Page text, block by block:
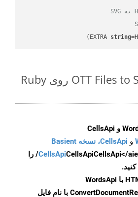
string
تبدیل ساده OTT Files to SVG روی Ruby
و CellsApi، نسخه Basient
CellsApiCellsApi
CellsApi</aient/Client/ را
با نام فایل